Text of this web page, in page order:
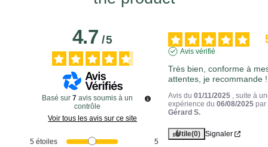
4.7/5
Basé sur 7 avis soumis à un
contrôle
Voir tous les avis sur ce site
5 étoiles
5
Avis vérifié
Très bien, conforme à
attentes, je recommande !
Avis du01/11/2025 , suite à
expérience du06/08/2025 par
Gérard S.
Utile(0) Signaler